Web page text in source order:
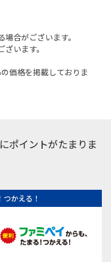
合がございます。
います。
価格を掲載しておりま
ポイントがたまりま
かえる！